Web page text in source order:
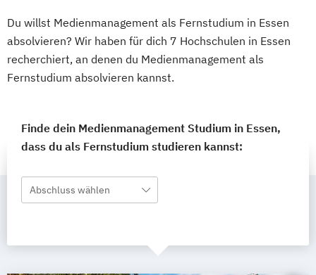
Du willst Medienmanagement als Fernstudium in Essen
absolvieren? Wir haben für dich 7 Hochschulen in Essen
recherchiert, an denen du Medienmanagement als
Fernstudium absolvieren kannst.
Finde dein Medienmanagement Studium in Essen,
dass du als Fernstudium studieren kannst:
Abschluss wählen